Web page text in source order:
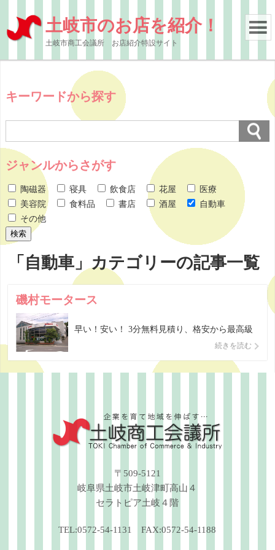
土岐市のお店を紹介！
土岐市商工会議所 お店紹介特設サイト
キーワードから探す
ジャンルからさがす
陶磁器 寝具 飲食店 花屋
医療
美容院
食料品 書店 酒屋
自動車
その他
「自動車」カテゴリーの記事一覧
磯村モータース
早い！安い！ 3分無料見積り、格安から最高級
仕上げまで修理方法をお選びいただけます。 お
は変わります。当社では、専用のコンピュータ
続きを読む
〒509-5121
岐阜県土岐市土岐津町高山４
セラトピア土岐４階
TEL:0572-54-1131 FAX:0572-54-1188